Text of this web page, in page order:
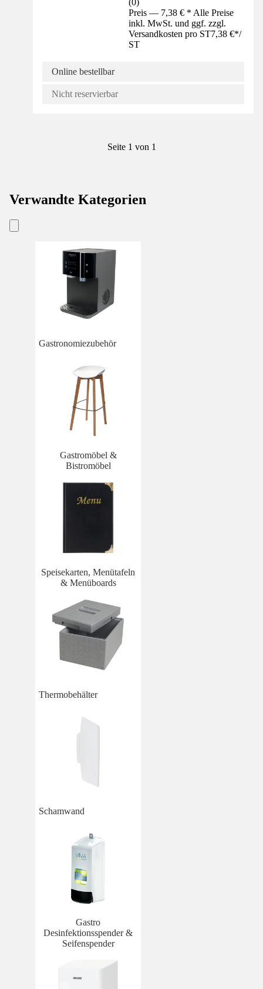
Preis — 7,38 € * Alle Preise
inkl. MwSt. und ggf. zzgl.
Versandkosten pro ST7,38 €*/
ST
Online bestellbar
Nicht reservierbar
Seite 1 von 1
Verwandte Kategorien
Gastronomiezubehör
Gastromöbel &
Bistromöbel
Speisekarten, Menütafeln
& Menüboards
Thermobehälter
Schamwand
Gastro
Desinfektionsspender &
Seifenspender